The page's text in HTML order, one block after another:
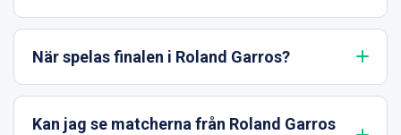
När spelas finalen i Roland Garros?
Kan jag se matcherna från Roland Garros